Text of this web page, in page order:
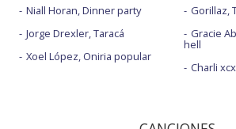
Niall Horan, Dinner party
Jorge Drexler, Taracá
Xoel López, Oniria popular
Gorillaz,
Gracie
hell
Charli